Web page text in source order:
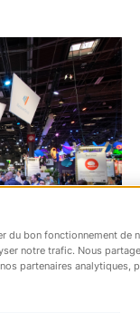
pour tous
du bon fonctionnement de
notre trafic. Nous
partenaires analytiques,